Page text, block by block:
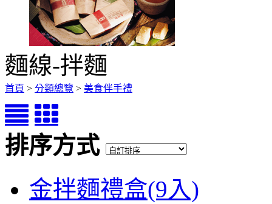
麵線-拌麵
首頁 > 分類總覽 > 美食伴手禮
排序方式
金拌麵禮盒(9入)